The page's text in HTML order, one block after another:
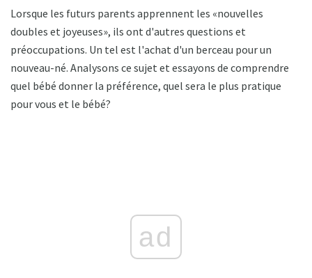
Lorsque les futurs parents apprennent les «nouvelles
doubles et joyeuses», ils ont d'autres questions et
préoccupations. Un tel est l'achat d'un berceau pour un
nouveau-né. Analysons ce sujet et essayons de comprendre
quel bébé donner la préférence, quel sera le plus pratique
pour vous et le bébé?
ad